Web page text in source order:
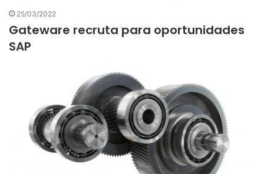
25/03/2022
Gateware recruta para oportunidades
SAP